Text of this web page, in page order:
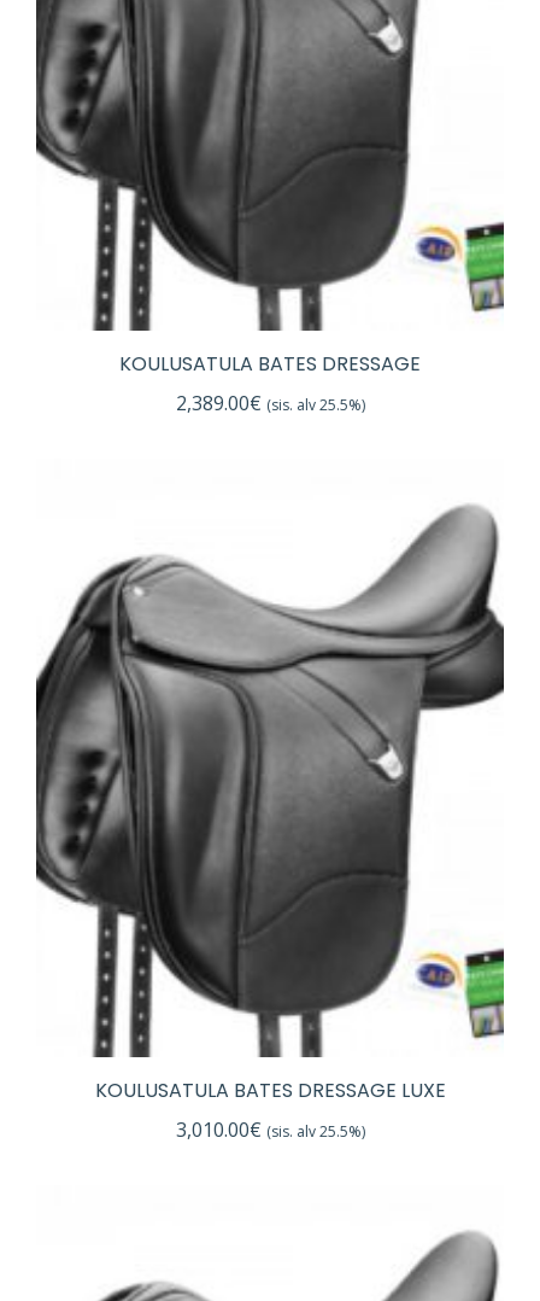
KOULUSATULA BATES DRESSAGE
2,389.00€ (sis. alv 25.5%)
KOULUSATULA BATES DRESSAGE LUXE
3,010.00€ (sis. alv 25.5%)